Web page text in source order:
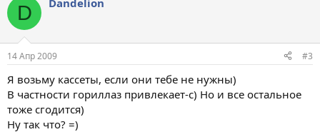
D Dandelion
14 Апр 2009 #3
Я возьму кассеты, если они тебе не нужны)
В частности гориллаз привлекает-с) Но и все остальное
тоже сгодится)
Ну так что? =)